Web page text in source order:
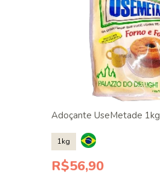
Adoçante UseMetade 1kg
1kg
R$56,90